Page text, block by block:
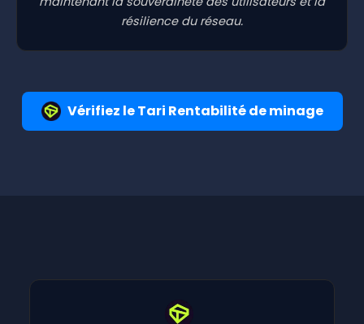
résilience du réseau.
Vérifiez le Tari Rentabilité de minage